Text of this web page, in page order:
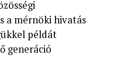
a mérnöki hivatás
példát
generáció